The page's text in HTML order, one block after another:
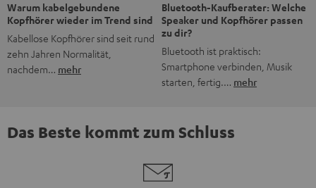
Warum kabelgebundene
Kopfhörer wieder im Trend sind
Kabellose Kopfhörer sind seit rund
zehn Jahren Normalität,
nachdem… mehr
Bluetooth-Kaufberater: Welche
Speaker und Kopfhörer passen
zu dir?
Bluetooth ist praktisch:
Smartphone verbinden, Musik
starten, fertig.… mehr
Das Beste kommt zum Schluss